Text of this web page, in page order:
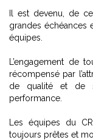
Il est devenu, de
grandes échéances
équipes.
L’engagement de
récompensé par
de qualité et de
performance.
Les équipes du
toujours prêtes et